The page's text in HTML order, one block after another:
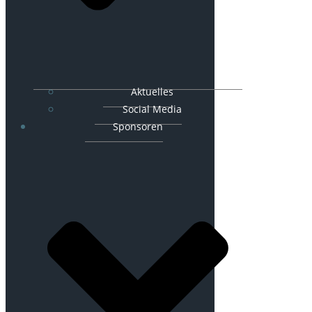
Aktuelles
Social Media
Sponsoren